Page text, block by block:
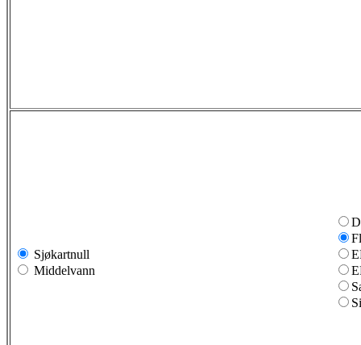
Sjøkartnull
Middelvann